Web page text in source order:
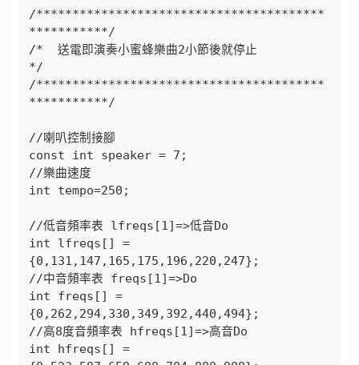
/****************************************
***********/
/*  送電即演奏小蜜蜂樂曲2小節後就停止
*/
/****************************************
***********/
//喇叭控制接腳
const int speaker = 7;
//樂曲速度
int tempo=250;
//低音頻率表 lfreqs[1]=>低音Do
int lfreqs[] =
{0,131,147,165,175,196,220,247};
//中音頻率表 freqs[1]=>Do
int freqs[] =
{0,262,294,330,349,392,440,494};
//高8度音頻率表 hfreqs[1]=>高音Do
int hfreqs[] =